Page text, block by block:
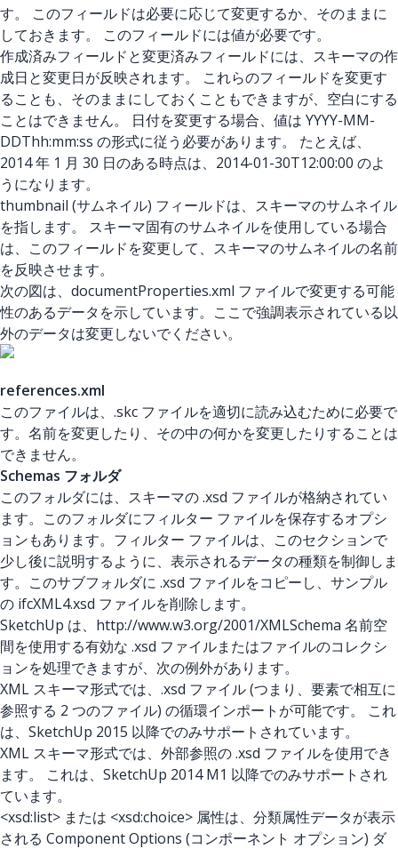
す。 このフィールドは必要に応じて変更するか、そのままに
しておきます。 このフィールドには値が必要です。
作成済みフィールドと変更済みフィールドには、スキーマの作
成日と変更日が反映されます。 これらのフィールドを変更す
ることも、そのままにしておくこともできますが、空白にする
ことはできません。 日付を変更する場合、値は YYYY-MM-
DDThh:mm:ss の形式に従う必要があります。 たとえば、
2014 年 1 月 30 日のある時点は、2014-01-30T12:00:00 のよ
うになります。
thumbnail (サムネイル) フィールドは、スキーマのサムネイル
を指します。 スキーマ固有のサムネイルを使用している場合
は、このフィールドを変更して、スキーマのサムネイルの名前
を反映させます。
次の図は、documentProperties.xml ファイルで変更する可能
性のあるデータを示しています。ここで強調表示されている以
外のデータは変更しないでください。
references.xml
このファイルは、.skc ファイルを適切に読み込むために必要で
す。名前を変更したり、その中の何かを変更したりすることは
できません。
Schemas フォルダ
このフォルダには、スキーマの .xsd ファイルが格納されてい
ます。このフォルダにフィルター ファイルを保存するオプシ
ョンもあります。フィルター ファイルは、このセクションで
少し後に説明するように、表示されるデータの種類を制御しま
す。このサブフォルダに .xsd ファイルをコピーし、サンプル
の ifcXML4.xsd ファイルを削除します。
SketchUp は、http://www.w3.org/2001/XMLSchema 名前空
間を使用する有効な .xsd ファイルまたはファイルのコレクシ
ョンを処理できますが、次の例外があります。
XML スキーマ形式では、.xsd ファイル (つまり、要素で相互に
参照する 2 つのファイル) の循環インポートが可能です。 これ
は、SketchUp 2015 以降でのみサポートされています。
XML スキーマ形式では、外部参照の .xsd ファイルを使用でき
ます。 これは、SketchUp 2014 M1 以降でのみサポートされ
ています。
<xsd:list> または <xsd:choice> 属性は、分類属性データが表示
される Component Options (コンポーネント オプション) ダ